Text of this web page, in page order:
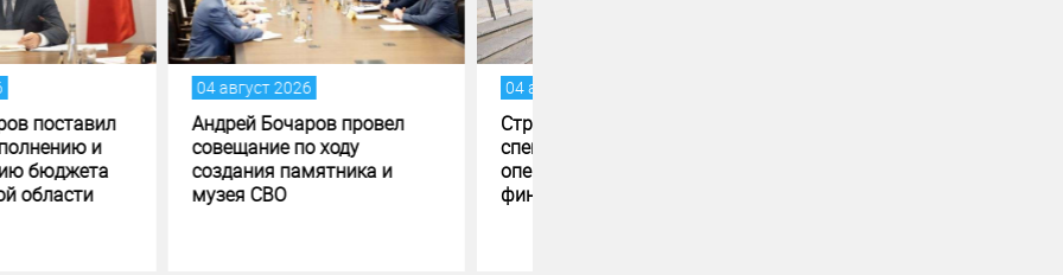
2026
Бочаров провел
по ходу
памятника и
СВО
04 август 2026
Строительство музея
специальной военной
операции в Волгограде - на
финишной прямой